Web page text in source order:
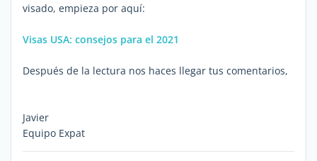
visado, empieza por aquí:
Visas USA: consejos para el 2021
Después de la lectura nos haces llegar tus comentarios,
Javier
Equipo Expat